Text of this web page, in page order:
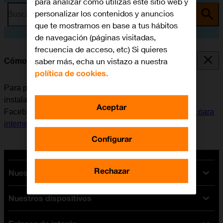
Busca por problema o tema
Cómo instalar Facebook Messenger
Para poder utilizar Facebook Messenger, es necesario
instalar esta aplicación en el móvil. Antes de instalar
Facebook Messenger, es necesario
configurar el móvil para
internet
Nuestras tarifas
Tarifas Orange
Tarifas fibra y móvil
Nuestros dispositivos
personalizar los contenidos y anuncios
que te mostramos en base a tus hábitos
de navegación (páginas visitadas,
frecuencia de acceso, etc) Si quieres
saber más, echa un vistazo a nuestra
política de cookies.
Configurar
Rechazar
Aceptar